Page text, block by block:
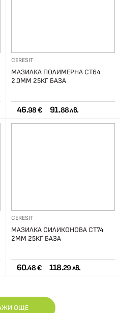
CERESIT
МАЗИЛКА ПОЛИМЕРНА СТ64
2.0ММ 25КГ БАЗА
46.98 € 91.88 лв.
CERESIT
МАЗИЛКА СИЛИКОНОВА СТ74
2ММ 25КГ БАЗА
60.48 € 118.29 лв.
ОЩЕ